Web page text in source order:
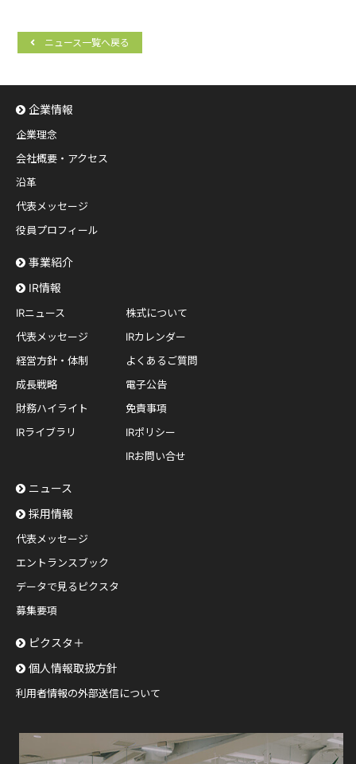
ニュース一覧へ戻る
企業情報
企業理念
会社概要・アクセス
沿革
代表メッセージ
役員プロフィール
事業紹介
IR情報
IRニュース
代表メッセージ
経営方針・体制
成長戦略
財務ハイライト
IRライブラリ
株式について
IRカレンダー
よくあるご質問
電子公告
免責事項
IRポリシー
IRお問い合せ
ニュース
採用情報
代表メッセージ
エントランスブック
データで見るピクスタ
募集要項
ピクスタ＋
個人情報取扱方針
利用者情報の外部送信について